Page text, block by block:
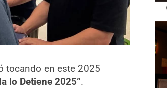
tocando en este 2025
lo Detiene 2025”.